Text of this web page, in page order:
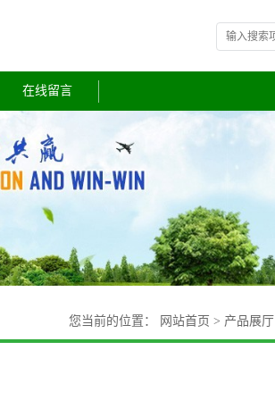
在线留言
您当前的位置： 网站首页 > 产品展厅